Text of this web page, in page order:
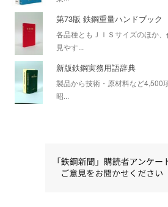
第73版 鉄鋼重量ハンドブック
各品種ともＪＩＳサイズのほか
見やす...
新版鉄鋼実務用語辞典
製品から技術・原材料など4,500
昭...